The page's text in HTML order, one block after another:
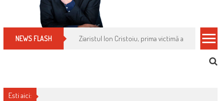
NEWS FLASH Cum îți schimbi, rapid, gratuit și eficient,
Esti aici: